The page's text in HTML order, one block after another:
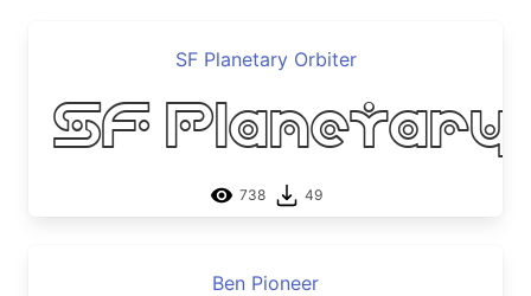
SF Planetary Orbiter
SF
738 49
Ben Pioneer